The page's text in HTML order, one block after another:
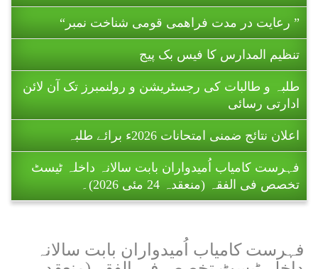
” رعایت در مدت فراھمی قومی شناخت نمبر“
تنظیم المدارس کا فیس بک پیج
طلبہ و طالبات کی رجسٹریشن و رولنمبرز تک آن لائن
ادارتی رسائی
اعلان نتائج ضمنی امتحانات 2026ء برائے طلبہ
فہرست کامیاب اُمیدواران بابت سالانہ داخلہ ٹیسٹ
تخصص فی الفقہ (منعقدہ 24 مئی 2026)۔
ریاست آزاد جموں و کشمیر میں تنظیم المدارس اہل
کو ہونے والے ضمنی امتحانات (برائے
طالبات ) تا حکمِ ثانی ملتوی کر دیے گئے
فہرست کامیاب اُمیدواران بابت سالانہ